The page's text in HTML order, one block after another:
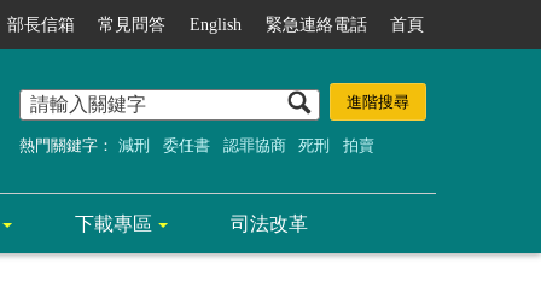
部長信箱 常見問答 English 緊急連絡電話 首頁
熱門關鍵字： 減刑 委任書 認罪協商 死刑 拍賣
下載專區 司法改革